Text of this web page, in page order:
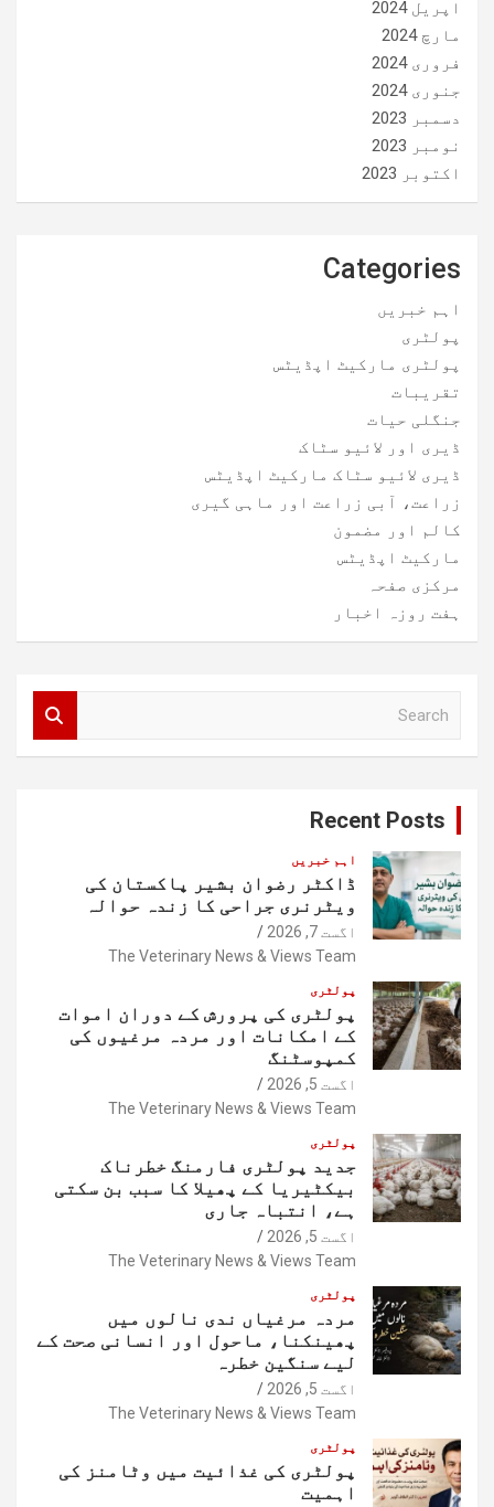
اپریل 2024
مارچ 2024
فروری 2024
جنوری 2024
دسمبر 2023
نومبر 2023
اکتوبر 2023
Categories
اہم خبریں
پولٹری
پولٹری مارکیٹ اپڈیٹس
تقریبات
جنگلی حیات
ڈیری اور لائیو سٹاک
ڈیری لائیو سٹاک مارکیٹ اپڈیٹس
زراعت، آبی زراعت اور ماہی گیری
کالم اور مضمون
مارکیٹ اپڈیٹس
مرکزی صفحہ
ہفت روزہ اخبار
Recent Posts
اہم خبریں
ڈاکٹر رضوان بشیر پاکستان کی
ویٹرنری جراحی کا زندہ حوالہ
اگست 7, 2026
The Veterinary News & Views Team
پولٹری
پولٹری کی پرورش کے دوران اموات
کے امکانات اور مردہ مرغیوں کی
کمپوسٹنگ
اگست 5, 2026
The Veterinary News & Views Team
پولٹری
جدید پولٹری فارمنگ خطرناک
بیکٹیریا کے پھیلا کا سبب بن سکتی
ہے، انتباہ جاری
اگست 5, 2026
The Veterinary News & Views Team
پولٹری
مردہ مرغیاں ندی نالوں میں
پھینکنا، ماحول اور انسانی صحت کے
لیے سنگین خطرہ
اگست 5, 2026
The Veterinary News & Views Team
پولٹری
پولٹری کی غذائیت میں وٹامنز کی
اہمیت